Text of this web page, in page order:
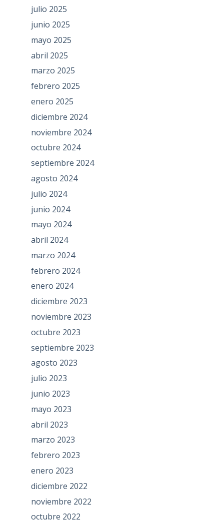
julio 2025
junio 2025
mayo 2025
abril 2025
marzo 2025
febrero 2025
enero 2025
diciembre 2024
noviembre 2024
octubre 2024
septiembre 2024
agosto 2024
julio 2024
junio 2024
mayo 2024
abril 2024
marzo 2024
febrero 2024
enero 2024
diciembre 2023
noviembre 2023
octubre 2023
septiembre 2023
agosto 2023
julio 2023
junio 2023
mayo 2023
abril 2023
marzo 2023
febrero 2023
enero 2023
diciembre 2022
noviembre 2022
octubre 2022